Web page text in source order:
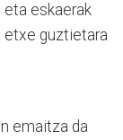
eta eskaerak
etxe guztietara
emaitza da